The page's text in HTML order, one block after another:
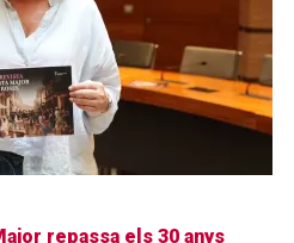
repassa els 30 anys